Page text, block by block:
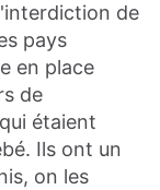
de
pays
en place
de
étaient
Ils ont un
on les